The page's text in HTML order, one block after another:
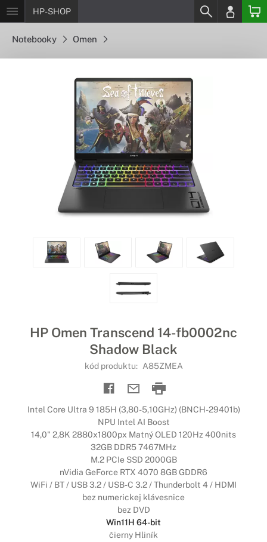
HP-SHOP
Notebooky Omen
HP Omen Transcend 14-fb0002nc
Shadow Black
kód produktu: A85ZMEA
Intel Core Ultra 9 185H (3,80-5,10GHz) (BNCH-29401b)
NPU Intel AI Boost
14,0" 2,8K 2880x1800px Matný OLED 120Hz 400nits
32GB DDR5 7467MHz
M.2 PCIe SSD 2000GB
nVidia GeForce RTX 4070 8GB GDDR6
WiFi / BT / USB 3.2 / USB-C 3.2 / Thunderbolt 4 / HDMI
bez numerickej klávesnice
bez DVD
Win11H 64-bit
čierny Hliník